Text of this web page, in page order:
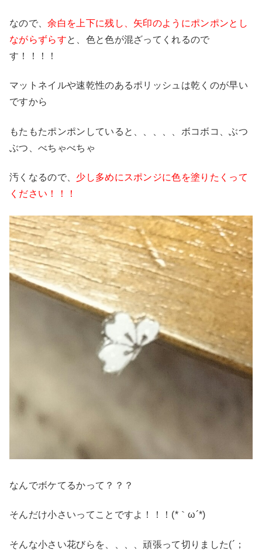
なので、余白を上下に残し、矢印のようにポンポンとし
ながらずらすと、色と色が混ざってくれるので
す！！！！
マットネイルや速乾性のあるポリッシュは乾くのが早い
ですから
もたもたポンポンしていると、、、、、ボコボコ、ぶつ
ぶつ、べちゃべちゃ
汚くなるので、 少し多めにスポンジに色を塗りたくって
ください！！！
なんでボケてるかって？？？
そんだけ小さいってことですよ！！！(*｀ω´*)
そんな小さい花びらを、、、、頑張って切りました(´；